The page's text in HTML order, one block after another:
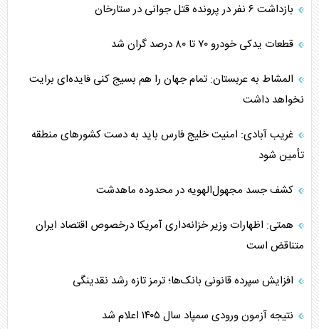
بازداشت ۶ نفر در پرونده قتل جوانی در ستارخان
قطعات یدکی خودرو ۷۰ تا ۸۰ درصد گران شد
المشاط به عربستان: تمام جهان را هم بسیج کنی فایده‌ای برایت
نخواهد داشت
غریب آبادی: امنیت خلیج فارس باید به دست کشورهای منطقه
تأمین شود
کشف جسد مجهول‌الهویه در محدوده ماهدشت
همتی: اظهارات وزیر خزانه‌داری آمریکا درخصوص اقتصاد ایران
متناقض است
افزایش سپرده قانونی بانک‌ها؛ ترمز تازه رشد نقدینگی
نتیجه آزمون ورودی سمپاد سال ۱۴۰۵ اعلام شد